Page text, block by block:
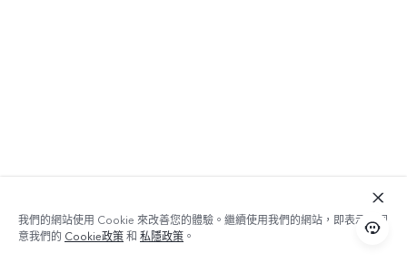
我們的網站使用 Cookie 來改善您的體驗。繼續使用我們的網站，即表示您同
意我們的 Cookie政策和 私隱政策 。